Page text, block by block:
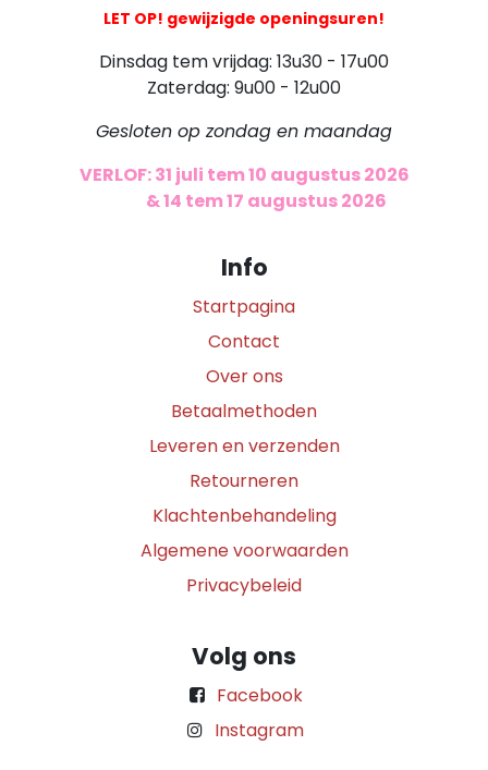
LET OP! gewijzigde openingsuren!
Dinsdag tem vrijdag: 13u30 - 17u00
Zaterdag: 9u00 - 12u00
Gesloten op zondag en maandag
VERLOF: 31 juli tem 10 augustus 2026
& 14 tem 17 augustus 2026
Info
Startpagina
Contact
Over ons
Betaalmethoden
Leveren en verzenden
Retourneren
Klachtenbehandeling
Algemene voorwaarden
Privacybeleid
Volg ons
Facebook
Instagram